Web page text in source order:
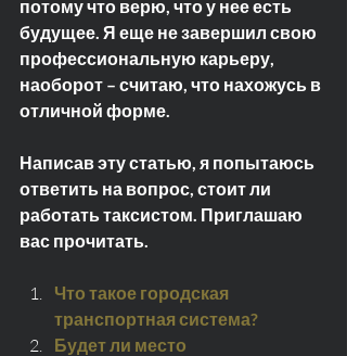
потому что верю, что у нее есть
будущее. Я еще не завершил свою
профессиональную карьеру,
наоборот – считаю, что нахожусь в
отличной форме.
Написав эту статью, я попытаюсь
ответить на вопрос, стоит ли
работать таксистом. Приглашаю
вас прочитать.
Что такое городская
транспортная система?
Будет ли место